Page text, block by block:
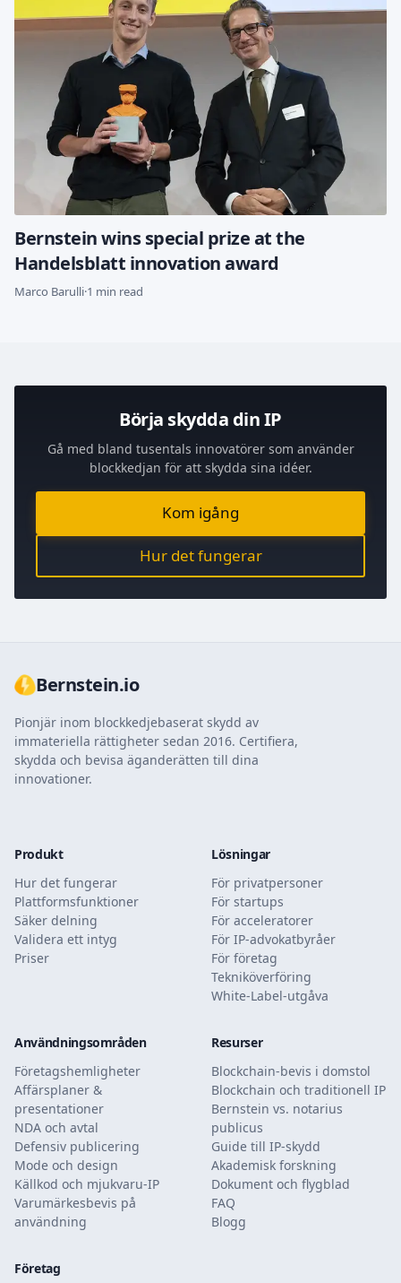
Bernstein wins special prize at the
Handelsblatt innovation award
Marco Barulli·1 min read
Börja skydda din IP
Gå med bland tusentals innovatörer som använder
blockkedjan för att skydda sina idéer.
Kom igång
Hur det fungerar
Bernstein.io
Pionjär inom blockkedjebaserat skydd av
immateriella rättigheter sedan 2016. Certifiera,
skydda och bevisa äganderätten till dina
innovationer.
Produkt
Hur det fungerar
Plattformsfunktioner
Säker delning
Validera ett intyg
Priser
Lösningar
För privatpersoner
För startups
För acceleratorer
För IP-advokatbyråer
För företag
Tekniköverföring
White-Label-utgåva
Användningsområden
Företagshemligheter
Affärsplaner &
presentationer
NDA och avtal
Defensiv publicering
Mode och design
Källkod och mjukvaru-IP
Varumärkesbevis på
användning
Resurser
Blockchain-bevis i domstol
Blockchain och traditionell IP
Bernstein vs. notarius
publicus
Guide till IP-skydd
Akademisk forskning
Dokument och flygblad
FAQ
Blogg
Företag